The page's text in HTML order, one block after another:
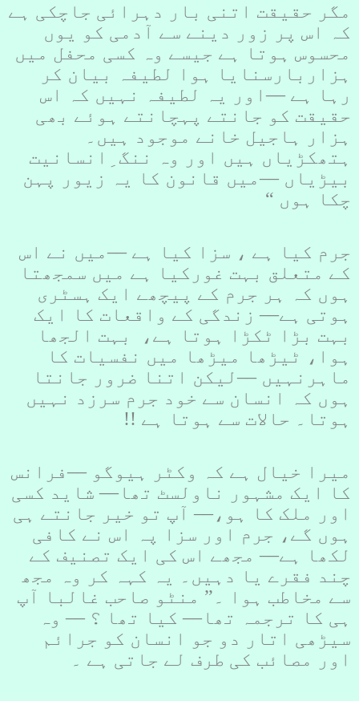
مگر حقیقت اتنی بار دہرائی جاچکی ہے
کہ اس پر زور دینے سے آدمی کو یوں
محسوس ہوتا ہے جیسے وہ کسی محفل میں
ہزاربارسنایا ہوا لطیفہ بیان کر
رہا ہے ––اور یہ لطیفہ نہیں کہ اس
حقیقت کو جانتے پہچانتے ہوئے بھی
ہزار ہاجیل خانے موجود ہیں۔
ہتھکڑیاں ہیں اور وہ ننگ ِانسانیت
بیڑیاں ––میں قانون کا یہ زیور پہن
چکا ہوں “
جرم کیا ہے ، سزا کیا ہے ––میں نے اس
کے متعلق بہت غورکیا ہے میں سمجھتا
ہوں کہ ہر جرم کے پیچھے ایک ہسٹری
ہوتی ہے–– زندگی کے واقعات کا ایک
بہت بڑا ٹکڑا ہوتا ہے، بہت الجھا
ہوا، ٹیڑھا میڑھا میں نفسیات کا
ماہرنہیں ––لیکن اتنا ضرور جانتا
ہوں کہ انسان سے خود جرم سرزد نہیں
ہوتا۔ حالات سے ہوتا ہے !!
میرا خیال ہے کہ وکٹر ہیوگو ––فرانس
کا ایک مشہور ناولسٹ تھا–– شاید کسی
اور ملک کا ہو،–– آپ تو خیر جانتے ہی
ہوں گے، جرم اور سزا پہ اس نے کافی
لکھا ہے–– مجھے اس کی ایک تصنیف کے
چند فقرے یا دہیں۔ یہ کہہ کر وہ مجھ
سے مخاطب ہوا ۔” منٹو صاحب غالبا آپ
ہی کا ترجمہ تھا–– کیا تھا ؟ –– وہ
سیڑھی اتار دو جو انسان کو جرائم
اور مصائب کی طرف لے جاتی ہے ۔